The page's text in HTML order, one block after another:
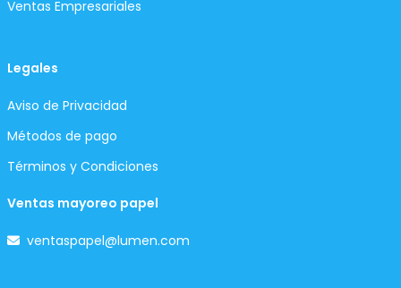
Ventas Empresariales
Legales
Aviso de Privacidad
Métodos de pago
Términos y Condiciones
Ventas mayoreo papel
ventaspapel@lumen.com